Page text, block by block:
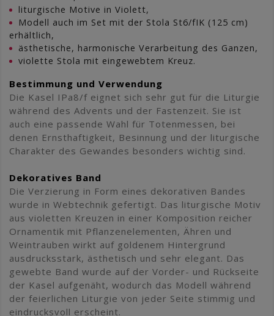
liturgische Motive in Violett,
Modell auch im Set mit der Stola St6/fIK (125 cm)
erhältlich,
ästhetische, harmonische Verarbeitung des Ganzen,
violette Stola mit eingewebtem Kreuz.
Bestimmung und Verwendung
Die Kasel IPa8/f eignet sich sehr gut für die Liturgie
während des Advents und der Fastenzeit. Sie ist
auch eine passende Wahl für Totenmessen, bei
denen Ernsthaftigkeit, Besinnung und der liturgische
Charakter des Gewandes besonders wichtig sind.
Dekoratives Band
Die Verzierung in Form eines dekorativen Bandes
wurde in Webtechnik gefertigt. Das liturgische Motiv
aus violetten Kreuzen in einer Komposition reicher
Ornamentik mit Pflanzenelementen, Ähren und
Weintrauben wirkt auf goldenem Hintergrund
ausdrucksstark, ästhetisch und sehr elegant. Das
gewebte Band wurde auf der Vorder- und Rückseite
der Kasel aufgenäht, wodurch das Modell während
der feierlichen Liturgie von jeder Seite stimmig und
eindrucksvoll erscheint.